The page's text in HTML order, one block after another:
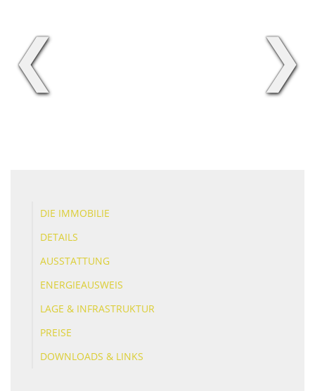
❮ ❯
DIE IMMOBILIE
DETAILS
AUSSTATTUNG
ENERGIEAUSWEIS
LAGE & INFRASTRUKTUR
PREISE
DOWNLOADS & LINKS